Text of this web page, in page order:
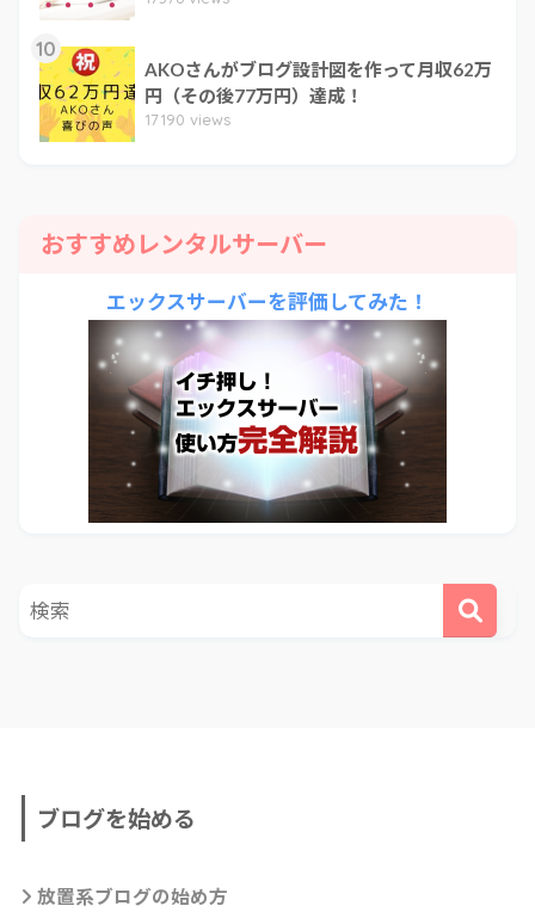
10
AKOさんがブログ設計図を作って月収62万
円（その後77万円）達成！
17190 views
おすすめレンタルサーバー
エックスサーバーを評価してみた！
ブログを始める
放置系ブログの始め方